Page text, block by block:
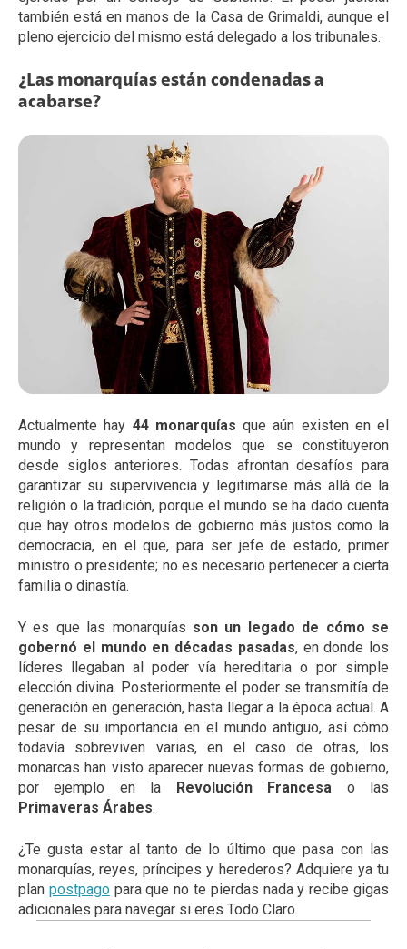
también está en manos de la Casa de Grimaldi, aunque el
pleno ejercicio del mismo está delegado a los tribunales.
¿Las monarquías están condenadas a
acabarse?
Actualmente hay 44 monarquías que aún existen en el
mundo y representan modelos que se constituyeron
desde siglos anteriores. Todas afrontan desafíos para
garantizar su supervivencia y legitimarse más allá de la
religión o la tradición, porque el mundo se ha dado cuenta
que hay otros modelos de gobierno más justos como la
democracia, en el que, para ser jefe de estado, primer
ministro o presidente; no es necesario pertenecer a cierta
familia o dinastía.
Y es que las monarquías son un legado de cómo se
gobernó el mundo en décadas pasadas, en donde los
líderes llegaban al poder vía hereditaria o por simple
elección divina. Posteriormente el poder se transmitía de
generación en generación, hasta llegar a la época actual. A
pesar de su importancia en el mundo antiguo, así cómo
todavía sobreviven varias, en el caso de otras, los
monarcas han visto aparecer nuevas formas de gobierno,
por ejemplo en la Revolución Francesa o las
Primaveras Árabes.
¿Te gusta estar al tanto de lo último que pasa con las
monarquías, reyes, príncipes y herederos? Adquiere ya tu
plan postpagopara que no te pierdas nada y recibe gigas
adicionales para navegar si eres Todo Claro.